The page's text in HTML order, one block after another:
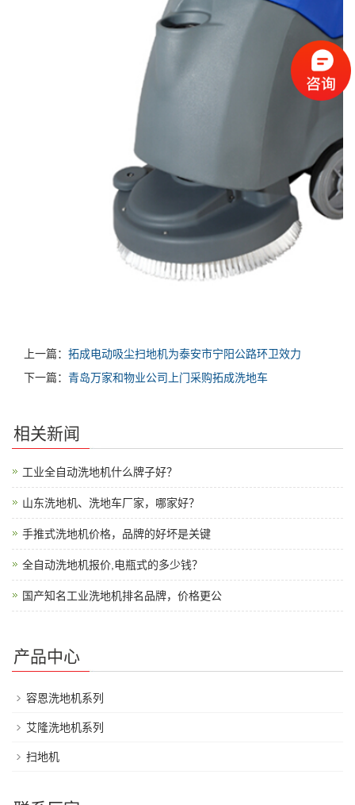
上一篇： 拓成电动吸尘扫地机为泰安市宁阳公路环卫效力
下一篇： 青岛万家和物业公司上门采购拓成洗地车
相关新闻
工业全自动洗地机什么牌子好？
山东洗地机、洗地车厂家，哪家好？
手推式洗地机价格，品牌的好坏是关键
全自动洗地机报价,电瓶式的多少钱？
国产知名工业洗地机排名品牌，价格更公
产品中心
容恩洗地机系列
艾隆洗地机系列
扫地机